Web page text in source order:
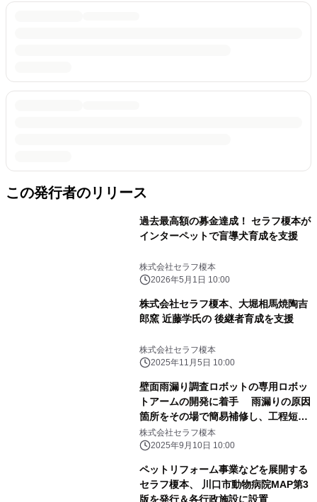
この発行者のリリース
過去最高額の募金達成！ セラフ榎本が
インターペットで盲導犬育成を支援
株式会社セラフ榎本
2026年5月1日 10:00
株式会社セラフ榎本、大堀相馬焼陶吉
郎窯 近藤学氏の 後継者育成を支援
株式会社セラフ榎本
2025年11月5日 10:00
壁面雨漏り調査ロボットの専用ロボッ
トアームの開発に着手 雨漏りの原因
箇所をその場で簡易補修し、工程短縮
の実現を目指す
株式会社セラフ榎本
2025年9月10日 10:00
ペットリフォーム事業などを展開する
セラフ榎本、 川口市動物病院MAP第3
版を発行＆各行政施設に設置